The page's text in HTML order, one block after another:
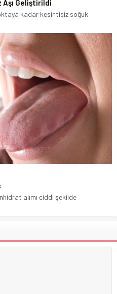
Aşı Geliştirildi
kadar kesintisiz soğuk
alımı ciddi şekilde